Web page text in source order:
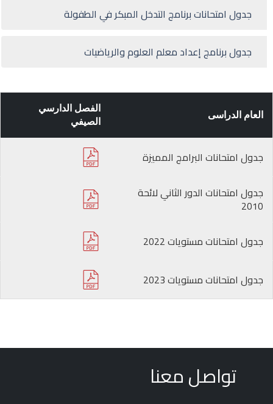
جدول امتحانات برنامج التدخل المبكر في الطفولة
جدول برنامج إعداد معلم العلوم والرياضيات
العام الدراسى
الفصل الدارسي
الصيفي
جدول امتحانات البرامج المميزة
جدول امتحانات الدور الثاني لائحة
2010
جدول امتحانات مستويات 2022
جدول امتحانات مستويات 2023
تواصل معنا